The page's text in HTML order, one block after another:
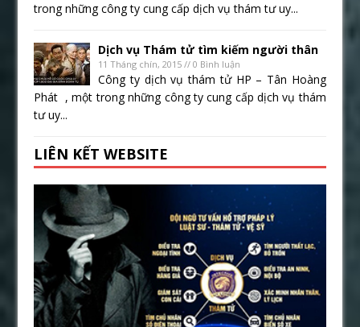
trong những công ty cung cấp dịch vụ thám tư uy...
Dịch vụ Thám tử tìm kiếm người thân
11 Tháng chín, 2015 // 0 Bình luận
Công ty dịch vụ thám tử HP – Tân Hoàng
Phát , một trong những công ty cung cấp dịch vụ thám
tư uy...
LIÊN KẾT WEBSITE